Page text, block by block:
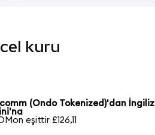
kuru
(Ondo Tokenized)'dan İngiliz
eşittir £126,11